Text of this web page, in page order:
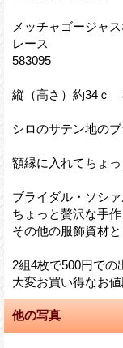
メッチャゴージャ
レース
583095
縦（高さ）約34ｃ
シロのサテン地の
額縁に入れてちょ
ブライダル・ソシ
ちょっと贅沢な手
その他の服飾資材と
2組4枚で500円での
大変お買い得なお
他の写真